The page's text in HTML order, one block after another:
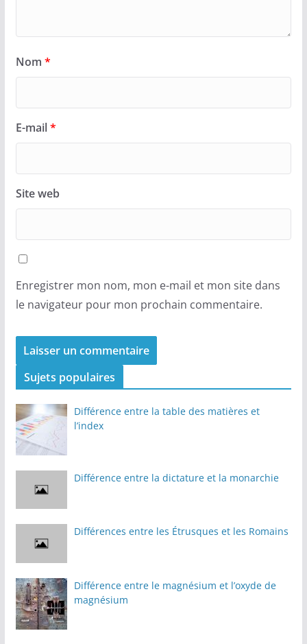
Nom *
E-mail*
Site web
Enregistrer mon nom, mon e-mail et mon site dans
le navigateur pour mon prochain commentaire.
Sujets populaires
Différence entre la table des matières et
l’index
Différence entre la dictature et la monarchie
Différences entre les Étrusques et les Romains
Différence entre le magnésium et l’oxyde de
magnésium